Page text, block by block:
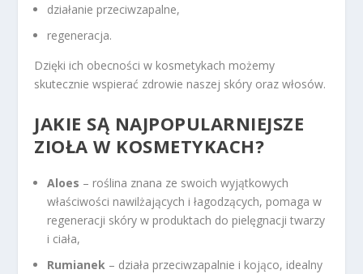
działanie przeciwzapalne,
regeneracja.
Dzięki ich obecności w kosmetykach możemy
skutecznie wspierać zdrowie naszej skóry oraz włosów.
JAKIE SĄ NAJPOPULARNIEJSZE
ZIOŁA W KOSMETYKACH?
Aloes – roślina znana ze swoich wyjątkowych
właściwości nawilżających i łagodzących, pomaga w
regeneracji skóry w produktach do pielęgnacji twarzy
i ciała,
Rumianek – działa przeciwzapalnie i kojąco, idealny